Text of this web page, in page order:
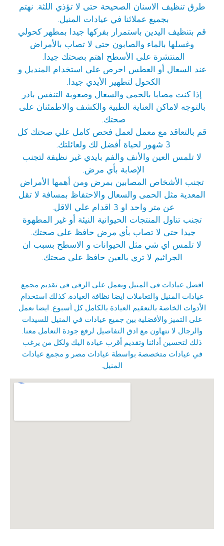
طرق تنظيف الاسنان الصحيحة حتى لا تؤذي اللثة. نهتم
بجميع عملائنا في عيادات المنيل.
قم بتنظيف اليدين باستمرار بفركها جيدا بمطهر كحولي
وغسلها بالماء والصابون حتى لا تصاب بالأمراض
المنتشرة على الأسطح اهتم بصحتك جيدا.
عند السعال أو العطس احرص علي استخدام المنديل و
الكحول لتطهير الأيدي جيدا.
إذا كنت مصابا بالحمى والسعال وصعوبة التنفس بادر
بالتوجه لاماكن العناية الطبية والكشف والاطمئنان على
صحتك.
قم بالتعاقد مع معمل لعمل فحص كامل علي صحتك كل
3 شهور لحياة أفضل لك ولعائلتك.
لا تلمس العين والأنف والفم بايدي غير نظيفة لتجنب
الإصابة بأي مرض.
تجنب الأشخاص المصابين بمرض ومن أهمها الأمراض
المعدية مثل الحمى والسعال والاحتفاظ بمسافة لا تقل
عن متر واحد او 3 اقدام علي الاقل.
تجنب تناول المنتجات الحيوانية النيئة أو غير المطهوة
جيدا حتى لا تصاب بأي مرض حافظ على صحتك.
لا تلمس اي شي مثل الحيوانات و الاسطح بسبب ان
الجراثيم لا تري بالعين حافظ على صحتك.
افضل عيادات في المنيل ونعمل على الرقي في تقديم مجمع
عيادات المنيل والتعاملات ايضا نظافة العيادة. كذلك استخدام
الأدوات الخاصة بالتعقيم العيادة بالكامل كل أسبوع. ايضا نعمل
على التميز والأفضلية بين جميع عيادات في المنيل للسيدات
والرجال لا نتهاون مع ادق التفاصيل لرفع جودة التعامل معنا.
ذلك لتحسين أدائنا وتقديم أقرب عيادة اليك ولكل من يرغب
في عيادات متخصصة بواسطة عيادات مصر و مجمع عيادات
المنيل